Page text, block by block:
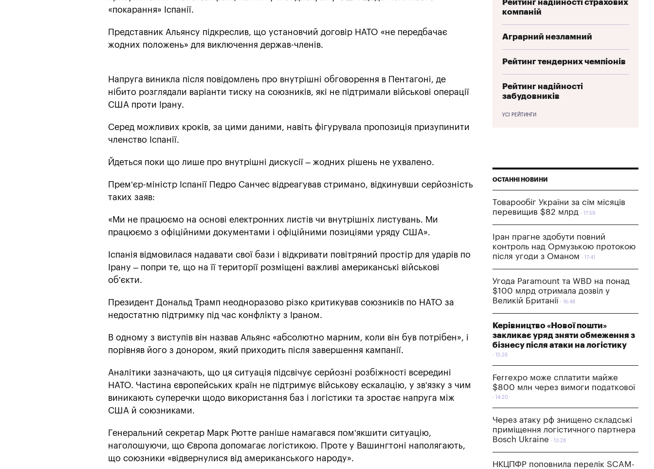
«покарання» Іспанії.
Представник Альянсу підкреслив, що установчий договір НАТО «не передбачає
жодних положень» для виключення держав-членів.
Напруга виникла після повідомлень про внутрішні обговорення в Пентагоні, де
нібито розглядали варіанти тиску на союзників, які не підтримали військові операції
США проти Ірану.
Серед можливих кроків, за цими даними, навіть фігурувала пропозиція призупинити
членство Іспанії.
Йдеться поки що лише про внутрішні дискусії – жодних рішень не ухвалено.
Прем’єр-міністр Іспанії Педро Санчес відреагував стримано, відкинувши серйозність
таких заяв:
«Ми не працюємо на основі електронних листів чи внутрішніх листувань. Ми
працюємо з офіційними документами і офіційними позиціями уряду США».
Іспанія відмовилася надавати свої бази і відкривати повітряний простір для ударів по
Ірану – попри те, що на її території розміщені важливі американські військові
об’єкти.
Президент Дональд Трамп неодноразово різко критикував союзників по НАТО за
недостатню підтримку під час конфлікту з Іраном.
В одному з виступів він назвав Альянс «абсолютно марним, коли він був потрібен», і
порівняв його з донором, який приходить після завершення кампанії.
Аналітики зазначають, що ця ситуація підсвічує серйозні розбіжності всередині
НАТО. Частина європейських країн не підтримує військову ескалацію, у зв’язку з чим
виникають суперечки щодо використання баз і логістики та зростає напруга між
США й союзниками.
Генеральний секретар Марк Рютте раніше намагався пом’якшити ситуацію,
наголошуючи, що Європа допомагає логістикою. Проте у Вашингтоні наполягають,
що союзники «відвернулися від американського народу».
Рейтинг надійності страхових
компаній
Аграрний незламний
Рейтинг тендерних чемпіонів
Рейтинг надійності
забудовників
УСІ РЕЙТИНГИ
ОСТАННІ НОВИНИ
Товарообіг України за сім місяців
перевищив $82 млрд
17:59
Іран прагне здобути повний
контроль над Ормузькою протокою
після угоди з Оманом
17:41
Угода Paramount та WBD на понад
$100 млрд отримала дозвіл у
Великій Британії
16:48
Керівництво «Нової пошти»
закликає уряд зняти обмеження з
бізнесу після атаки на логістику
15:26
Ferrexpo може сплатити майже
$800 млн через вимоги податкової
14:20
Через атаку рф знищено складські
приміщення логістичного партнера
Bosch Ukraine
13:28
НКЦПФР поповнила перелік SCAM-